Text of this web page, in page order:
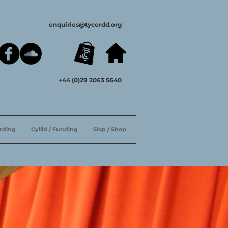
enquiries@tycerdd.org
+44 (0)29 2063 5640
Cyllid / Funding Siop / Shop